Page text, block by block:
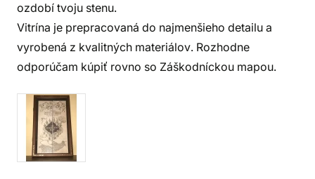
ozdobí tvoju stenu.
Vitrína je prepracovaná do najmenšieho detailu a
vyrobená z kvalitných materiálov. Rozhodne
odporúčam kúpiť rovno so Záškodníckou mapou.